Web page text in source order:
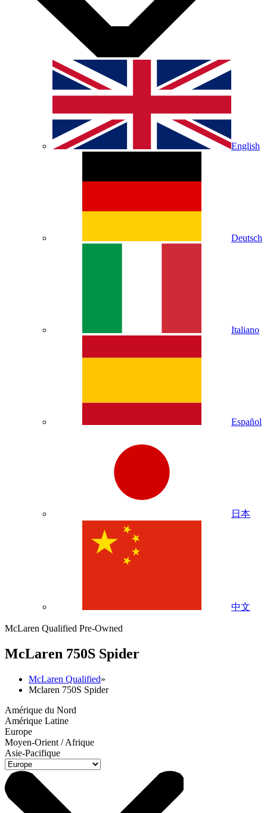
English
Deutsch
Italiano
Español
日本
中文
McLaren Qualified Pre-Owned
McLaren 750S Spider
McLaren Qualified»
Mclaren 750S Spider
Amérique du Nord
Amérique Latine
Europe
Moyen-Orient / Afrique
Asie-Pacifique